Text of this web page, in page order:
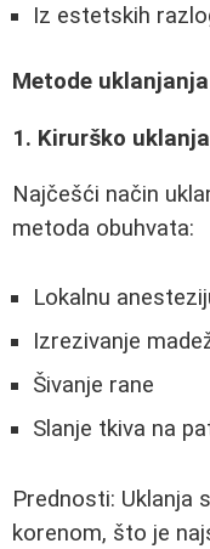
Iz estetskih
Metode
1. Kirurško
Najčešći način
metoda obuhvata:
Lokalnu
Izrezivanje
Šivanje rane
Slanje tkiva na
Prednosti: Uklanja
korenom, što je